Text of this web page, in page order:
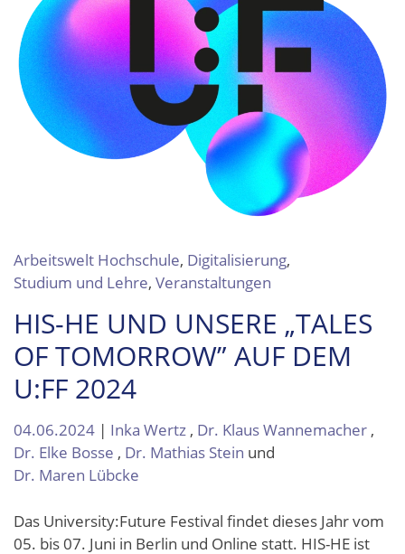
Arbeitswelt Hochschule, Digitalisierung,
Studium und Lehre, Veranstaltungen
HIS-HE UND UNSERE „TALES
OF TOMORROW” AUF DEM
U:FF 2024
04.06.2024 | Inka Wertz , Dr. Klaus Wannemacher ,
Dr. Elke Bosse , Dr. Mathias Stein und
Dr. Maren Lübcke
Das University:Future Festival findet dieses Jahr vom
05. bis 07. Juni in Berlin und Online statt. HIS-HE ist